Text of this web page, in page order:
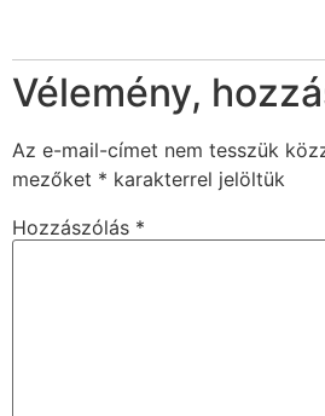
Vélemény,
Az e-mail-címet nem tesszük
mezőket * karakterrel jelöltük
Hozzászólás *